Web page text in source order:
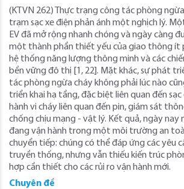
(KTVN 262) Thực trạng công tác phòng
trạm sạc xe điện phản ánh một nghịch lý.
EV đã mở rộng nhanh chóng và ngày càng
một thành phần thiết yếu của giao thông ít
hệ thống năng lượng thông minh và các
bền vững đô thị [1, 22]. Mặt khác, sự phát
tác phòng ngừa cháy không phải lúc nào
triển khai hạ tầng, đặc biệt liên quan đến
hành vi cháy liên quan đến pin, giám sát
chống chịu mạng - vật lý. Kết quả, ngày nay
đang vận hành trong một môi trường an
chuyển tiếp: chúng có thể đáp ứng các yêu
truyền thống, nhưng vẫn thiếu kiến trúc
hợp cần thiết cho các rủi ro vận hành mới.
Chuyên đề